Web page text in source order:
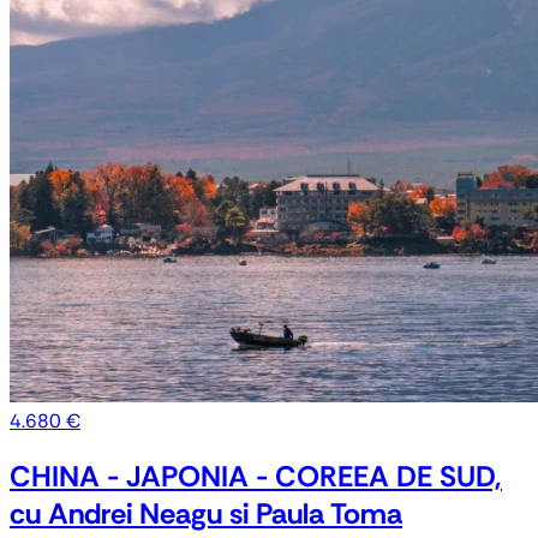
4.680 €
CHINA - JAPONIA - COREEA DE SUD,
cu Andrei Neagu si Paula Toma